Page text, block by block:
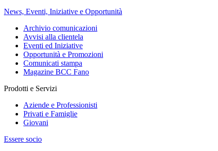
News, Eventi, Iniziative e Opportunità
Archivio comunicazioni
Avvisi alla clientela
Eventi ed Iniziative
Opportunità e Promozioni
Comunicati stampa
Magazine BCC Fano
Prodotti e Servizi
Aziende e Professionisti
Privati e Famiglie
Giovani
Essere socio